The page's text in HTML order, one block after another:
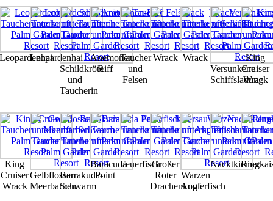
LeopardenhaiLeopardenhai
Schildkröte
und
Taucherin
Anemonen-
Riff
Taucher
und
Felsen
Wrack Wrack
Versunkene
Schiffsladung
King
Cruiser
Wrack
King
Cruiser
Wrack
Gelbflossen
Meerbarben
Barrakuda-
Schwarm
Baracuda
Point
FeuerfischGroßer
Roter
Drachenkopf
Warzen
Anglerfisch
Nacktkiemer